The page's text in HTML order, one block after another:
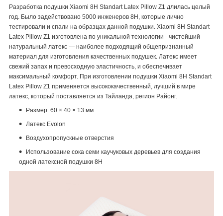
Разработка подушки Xiaomi 8H Standart Latex Pillow Z1 длилась целый
год. Было задействовано 5000 инженеров 8H, которые лично
тестировали и спали на образцах данной подушки. Xiaomi 8H Standart
Latex Pillow Z1 изготовлена по уникальной технологии - чистейший
натуральный латекс — наиболее подходящий общепризнанный
материал для изготовления качественных подушек. Латекс имеет
свежий запах и превосходную эластичность, и обеспечивает
максимальный комфорт. При изготовлении подушки Xiaomi 8H Standart
Latex Pillow Z1 применяется высококачественный, лучший в мире
латекс, который поставляется из Тайланда, регион Районг.
Размер: 60 × 40 × 13 мм
Латекс Evolon
Воздухопропускные отверстия
Использование сока семи каучуковых деревьев для создания
одной латексной подушки 8Н